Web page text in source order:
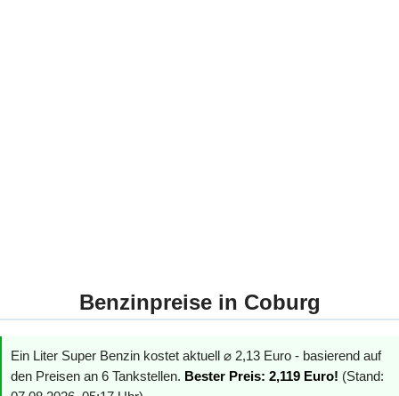
Benzinpreise in Coburg
Ein Liter Super Benzin kostet aktuell ⌀ 2,13 Euro - basierend auf
den Preisen an 6 Tankstellen. Bester Preis: 2,119 Euro! (Stand: